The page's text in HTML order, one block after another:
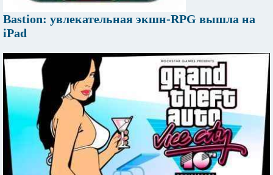
Bastion: увлекательная экшн-RPG вышла на
iPad